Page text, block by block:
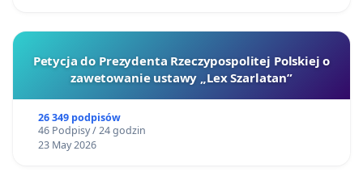
Petycja do Prezydenta Rzeczypospolitej Polskiej o
zawetowanie ustawy „Lex Szarlatan”
26 349 podpisów
46 Podpisy / 24 godzin
23 May 2026